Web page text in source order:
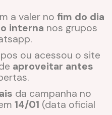
a valer no fim do dia
interna nos grupos
ou acessou o site
aproveitar antes
da campanha no
14/01 (data oficial